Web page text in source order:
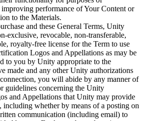
performance of Your Content or
to the Materials.
and these General Terms, Unity
exclusive, revocable, non-transferable,
royalty-free license for the Term to use
Logos and Appellations as may be
to you by Unity appropriate to the
made and any other Unity authorizations
you will abide by any manner of
guidelines concerning the Unity
and Appellations that Unity may provide
including whether by means of a posting on
communication (including email) to